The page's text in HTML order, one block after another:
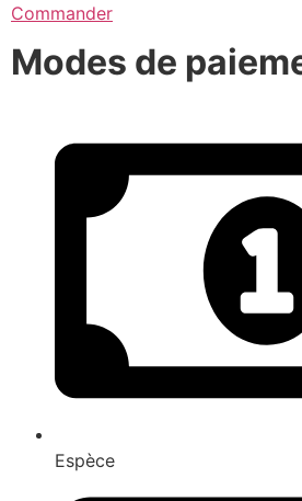
Commander
Modes de
Espèce